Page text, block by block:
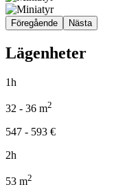
Föregående Nästa
Lägenheter
1h
32 - 36 m2
547 - 593 €
2h
53 m2